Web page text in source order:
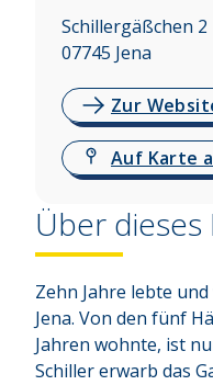
Schillergäßchen 2
07745 Jena
Zur
Auf Karte
Über dieses
Zehn Jahre lebte
Jena. Von den fünf
Jahren wohnte, ist
Schiller erwarb das